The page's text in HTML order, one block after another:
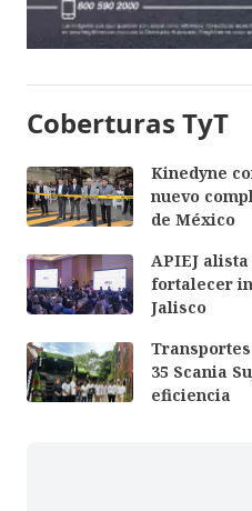
Coberturas TyT
Kinedyne
nuevo
de México
APIEJ
fortalecer
Jalisco
35 Scania
eficiencia